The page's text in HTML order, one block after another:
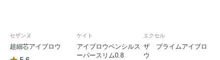
セザンヌ
超細芯アイブロウ
ケイト
アイブロウペンシルス
ーパースリム0.8
エクセル
ザ プライムアイブロ
ウ